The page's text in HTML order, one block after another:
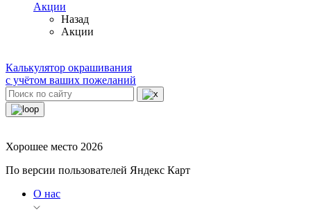
Акции
Назад
Акции
Калькулятор окрашивания
с учётом ваших пожеланий
Хорошее место 2026
По версии пользователей Яндекс Карт
О нас